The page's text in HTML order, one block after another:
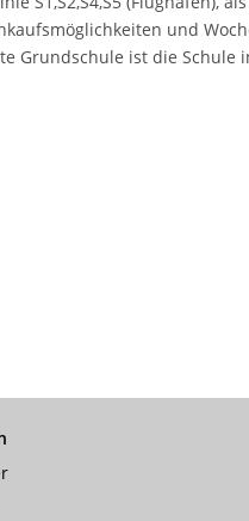
und
Grundschule ist die Schule